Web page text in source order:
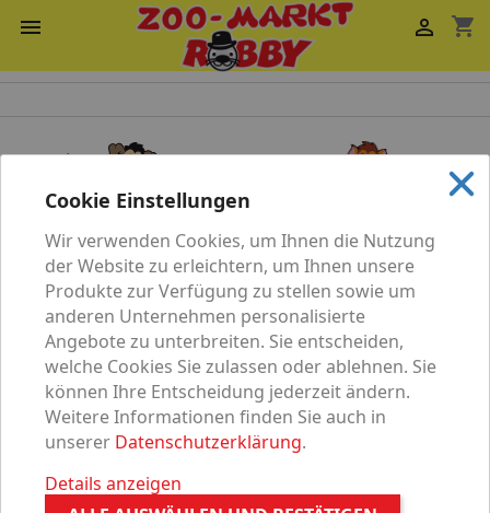
 shopping_cart

Hund Katze
Vögel Nagetier
Cookie Einstellungen
Wir verwenden Cookies, um Ihnen die Nutzung
der Website zu erleichtern, um Ihnen unsere
Produkte zur Verfügung zu stellen sowie um
anderen Unternehmen personalisierte
Angebote zu unterbreiten. Sie entscheiden,
welche Cookies Sie zulassen oder ablehnen. Sie
können Ihre Entscheidung jederzeit ändern.
Weitere Informationen finden Sie auch in
unserer Datenschutzerklärung.
Details anzeigen